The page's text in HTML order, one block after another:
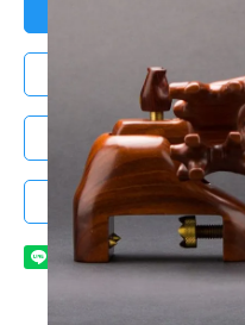
ロ
配送・お支
この商品につ